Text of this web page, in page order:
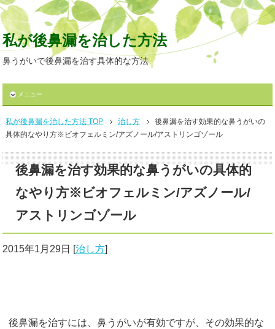
私が後鼻漏を治した方法
鼻うがいで後鼻漏を治す具体的な方法
メニュー
私が後鼻漏を治した方法 TOP 治し方
後鼻漏を治す効果的な鼻うがいの
具体的なやり方※ビオフェルミン/アズノール/アストリンゴゾール
後鼻漏を治す効果的な鼻うがいの具体的
なやり方※ビオフェルミン/アズノール/
アストリンゴゾール
2015年1月29日 [治し方]
後鼻漏を治すには、鼻うがいが有効ですが、その効果的な